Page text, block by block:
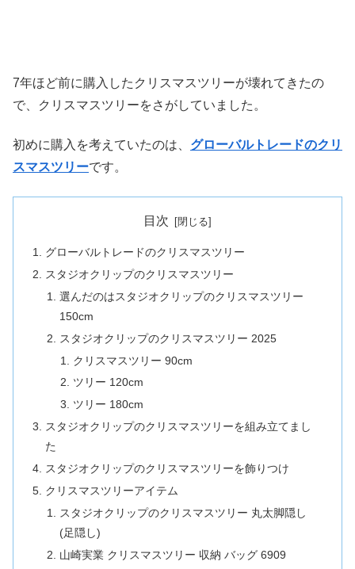
7年ほど前に購入したクリスマスツリーが壊れてきたの
で、クリスマスツリーをさがしていました。
初めに購入を考えていたのは、 グローバルトレードのクリ
スマスツリーです。
目次
グローバルトレードのクリスマスツリー
スタジオクリップのクリスマスツリー
選んだのはスタジオクリップのクリスマスツリー
150cm
スタジオクリップのクリスマスツリー 2025
クリスマスツリー 90cm
ツリー 120cm
ツリー 180cm
スタジオクリップのクリスマスツリーを組み立てまし
た
スタジオクリップのクリスマスツリーを飾りつけ
クリスマスツリーアイテム
スタジオクリップのクリスマスツリー 丸太脚隠し
(足隠し)
山崎実業 クリスマスツリー 収納 バッグ 6909